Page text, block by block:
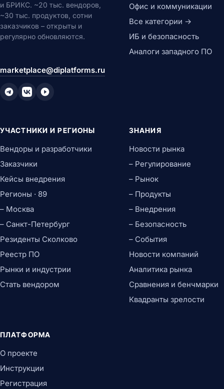
и БРИКС. ~20 тыс. вендоров,
~30 тыс. продуктов, сотни
заказчиков – открыты и
регулярно обновляются.
marketplace@diplatforms.ru
Офис и коммуникации
Все категории →
ИБ и безопасность
Аналоги западного ПО
УЧАСТНИКИ И РЕГИОНЫ
Вендоры и разработчики
Заказчики
Кейсы внедрения
Регионы · 89
– Москва
– Санкт-Петербург
Резиденты Сколково
Реестр ПО
Рынки и индустрии
Стать вендором
ЗНАНИЯ
Новости рынка
– Регулирование
– Рынок
– Продукты
– Внедрения
– Безопасность
– События
Новости компаний
Аналитика рынка
Сравнения и бенчмарки
Квадранты зрелости
ПЛАТФОРМА
О проекте
Инструкции
Регистрация